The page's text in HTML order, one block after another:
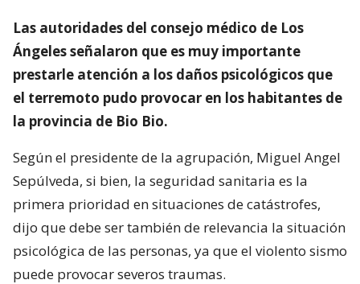
Las autoridades del consejo médico de Los
Ángeles señalaron que es muy importante
prestarle atención a los daños psicológicos que
el terremoto pudo provocar en los habitantes de
la provincia de Bio Bio.
Según el presidente de la agrupación, Miguel Angel
Sepúlveda, si bien, la seguridad sanitaria es la
primera prioridad en situaciones de catástrofes,
dijo que debe ser también de relevancia la situación
psicológica de las personas, ya que el violento sismo
puede provocar severos traumas.